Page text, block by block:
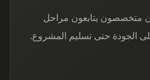
يتابعون مراحل
الجودة حتى تسليم المشروع.